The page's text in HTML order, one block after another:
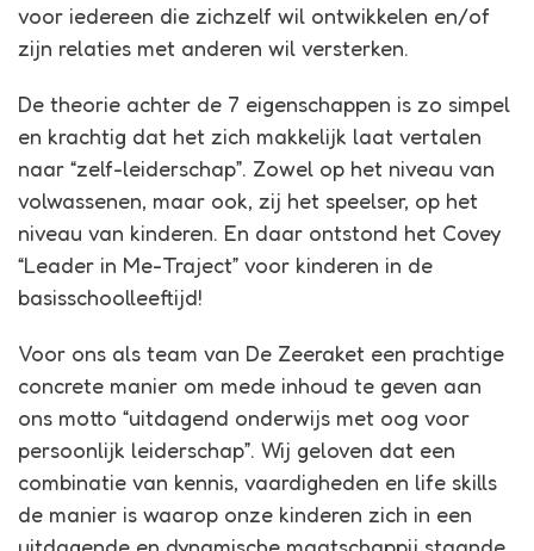
voor iedereen die zichzelf wil ontwikkelen en/of
zijn relaties met anderen wil versterken.
De theorie achter de 7 eigenschappen is zo simpel
en krachtig dat het zich makkelijk laat vertalen
naar “zelf-leiderschap”. Zowel op het niveau van
volwassenen, maar ook, zij het speelser, op het
niveau van kinderen. En daar ontstond het Covey
“Leader in Me-Traject” voor kinderen in de
basisschoolleeftijd!
Voor ons als team van De Zeeraket een prachtige
concrete manier om mede inhoud te geven aan
ons motto “uitdagend onderwijs met oog voor
persoonlijk leiderschap”. Wij geloven dat een
combinatie van kennis, vaardigheden en life skills
de manier is waarop onze kinderen zich in een